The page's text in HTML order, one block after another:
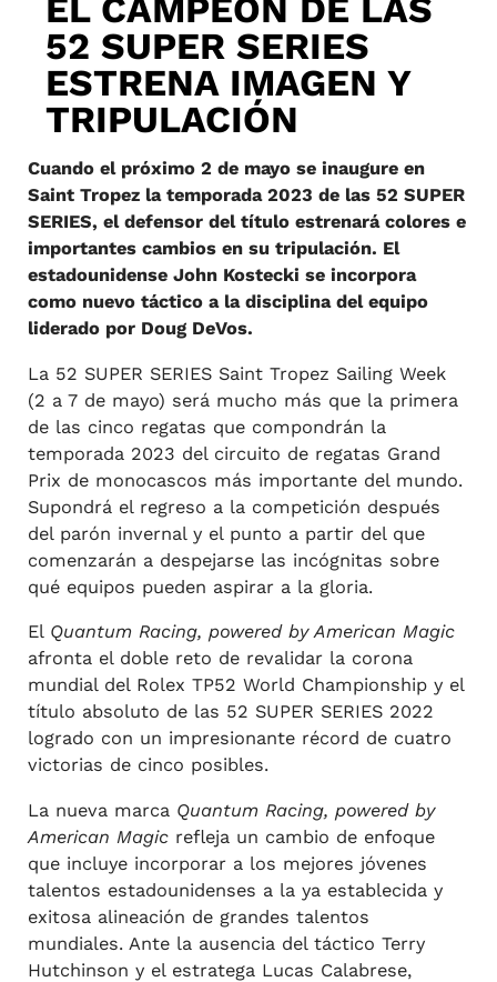
EL CAMPEÓN DE LAS
52 SUPER SERIES
ESTRENA IMAGEN Y
TRIPULACIÓN
Cuando el próximo 2 de mayo se inaugure en
Saint Tropez la temporada 2023 de las 52 SUPER
SERIES, el defensor del título estrenará colores e
importantes cambios en su tripulación. El
estadounidense John Kostecki se incorpora
como nuevo táctico a la disciplina del equipo
liderado por Doug DeVos.
La 52 SUPER SERIES Saint Tropez Sailing Week
(2 a 7 de mayo) será mucho más que la primera
de las cinco regatas que compondrán la
temporada 2023 del circuito de regatas Grand
Prix de monocascos más importante del mundo.
Supondrá el regreso a la competición después
del parón invernal y el punto a partir del que
comenzarán a despejarse las incógnitas sobre
qué equipos pueden aspirar a la gloria.
El Quantum Racing, powered by American Magic
afronta el doble reto de revalidar la corona
mundial del Rolex TP52 World Championship y el
título absoluto de las 52 SUPER SERIES 2022
logrado con un impresionante récord de cuatro
victorias de cinco posibles.
La nueva marca Quantum Racing, powered by
American Magicrefleja un cambio de enfoque
que incluye incorporar a los mejores jóvenes
talentos estadounidenses a la ya establecida y
exitosa alineación de grandes talentos
mundiales. Ante la ausencia del táctico Terry
Hutchinson y el estratega Lucas Calabrese,